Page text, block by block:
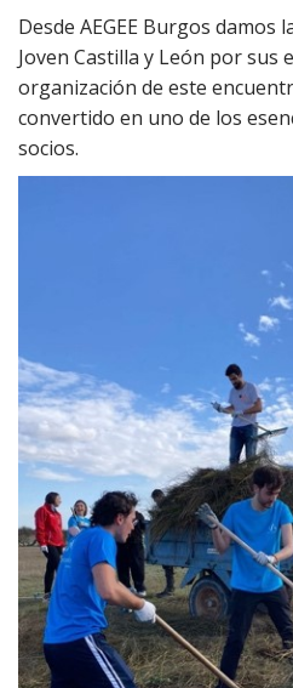
Desde AEGEE Burgos damos
Joven Castilla y León por sus
organización de este
convertido en uno de los
socios.